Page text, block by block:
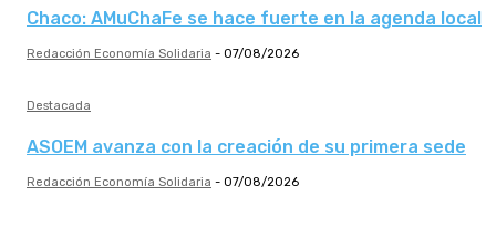
Chaco: AMuChaFe se hace fuerte en la agenda local
Redacción Economía Solidaria - 07/08/2026
Destacada
ASOEM avanza con la creación de su primera sede
Redacción Economía Solidaria - 07/08/2026